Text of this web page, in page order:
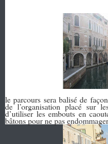
le parcours sera balisé de
de l’organisation placé sur
d’utiliser les embouts en
bâtons pour ne pas